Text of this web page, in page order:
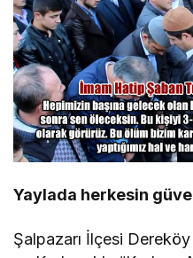
Yaylada herkesin
Şalpazarı İlçesi